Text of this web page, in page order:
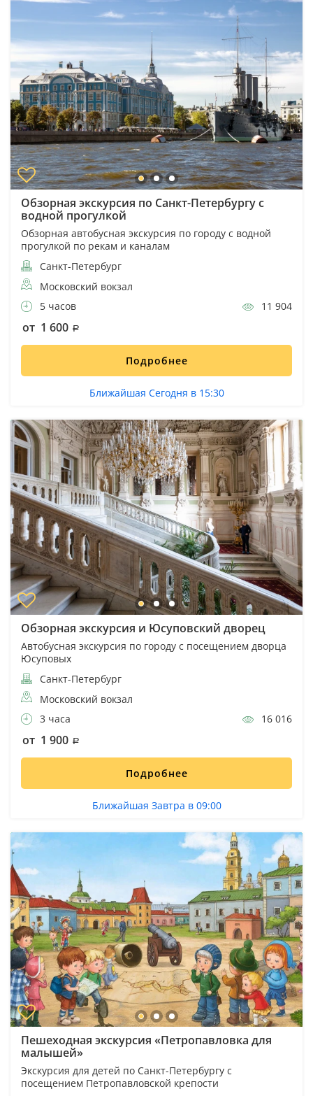
Обзорная экскурсия по Санкт-Петербургу с
водной прогулкой
Обзорная автобусная экскурсия по городу с водной
прогулкой по рекам и каналам
Санкт-Петербург
Московский вокзал
5 часов
11 904
от 1 600
Подробнее
Ближайшая Сегодня в 15:30
Обзорная экскурсия и Юсуповский дворец
Автобусная экскурсия по городу с посещением дворца
Юсуповых
Санкт-Петербург
Московский вокзал
3 часа
16 016
от 1 900
Подробнее
Ближайшая Завтра в 09:00
Пешеходная экскурсия «Петропавловка для
малышей»
Экскурсия для детей по Санкт-Петербургу с
посещением Петропавловской крепости